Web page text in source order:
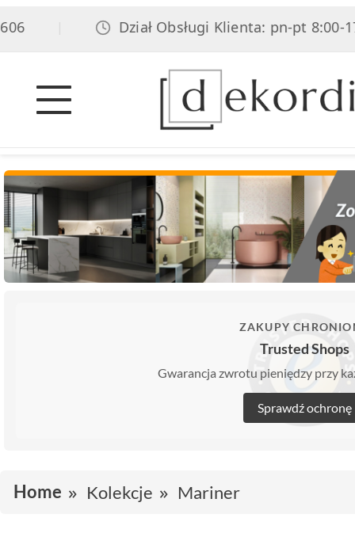
Dział Obsługi Klienta: pn-pt 8:00-
ZAKUPY
Trusted Shops
Gwarancja zwrotu pieniędzy przy
Sprawdź ochronę
Home Kolekcje Mariner